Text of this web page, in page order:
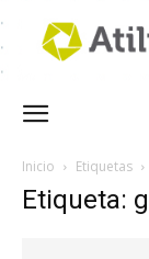
Inicio Etiquetas
Etiqueta: